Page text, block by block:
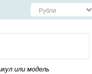
или модель